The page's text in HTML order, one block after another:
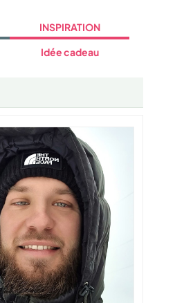
INSPIRATION
Idée cadeau